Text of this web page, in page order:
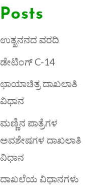
Posts
ಉತ್ಖನನದ ವರದಿ
ಡೇಟಿಂಗ್ C-14
ಛಾಯಾಚಿತ್ರ ದಾಖಲಾತಿ
ವಿಧಾನ
ಮಣ್ಣಿನ ಪಾತ್ರೆಗಳ
ಅವಶೇಷಗಳ ದಾಖಲಾತಿ
ವಿಧಾನ
ದಾಖಲೆಯ ವಿಧಾನಗಳು